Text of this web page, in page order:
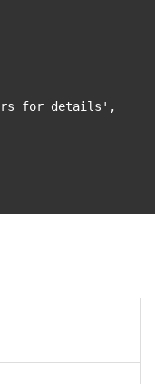
for details',